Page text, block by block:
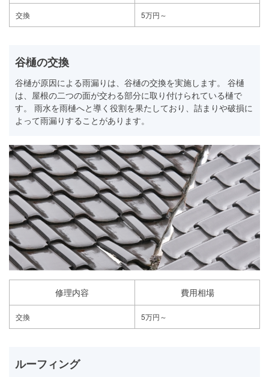
交換 5万円～
谷樋の交換
谷樋が原因による雨漏りは、谷樋の交換を実施します。 谷樋
は、屋根の二つの面が交わる部分に取り付けられている樋で
す。 雨水を雨樋へと導く役割を果たしており、詰まりや破損に
よって雨漏りすることがあります。
修理内容 費用相場
交換 5万円～
ルーフィング